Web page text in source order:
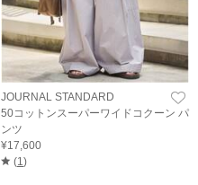
JOURNAL STANDARD
50コットンスーパーワイドコクーン パ
ンツ
¥17,600
(1 )